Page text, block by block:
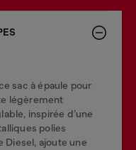
sac à épaule pour
légèrement
inspirée d’une
polies
Diesel, ajoute une